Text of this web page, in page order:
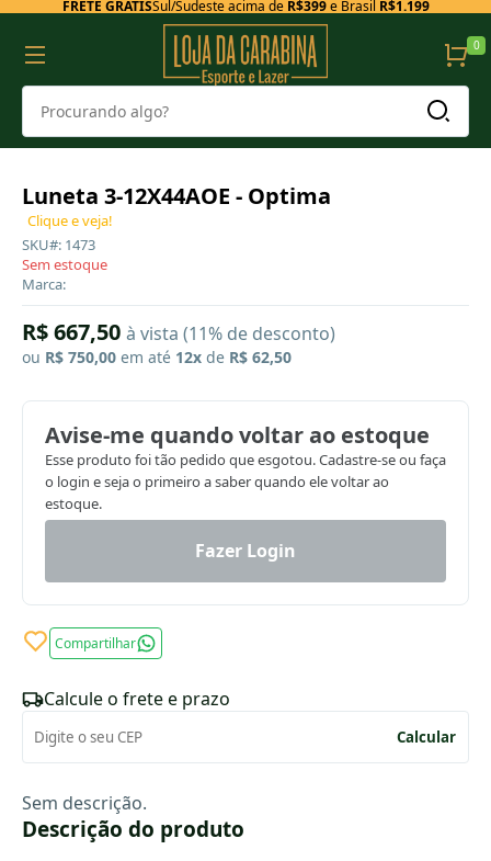
FRETE GRÁTISSul/Sudeste acima de R$399e Brasil R$1.199
0
Luneta 3-12X44AOE - Optima
Clique e veja!
SKU#: 1473
Sem estoque
Marca:
R$ 667,50 à vista (11% de desconto)
ou R$ 750,00 em até 12x de R$ 62,50
Avise-me quando voltar ao estoque
Esse produto foi tão pedido que esgotou. Cadastre-se ou faça
o login e seja o primeiro a saber quando ele voltar ao
estoque.
Fazer Login
Compartilhar
Calcule o frete e prazo
Calcular
Sem descrição.
Descrição do produto